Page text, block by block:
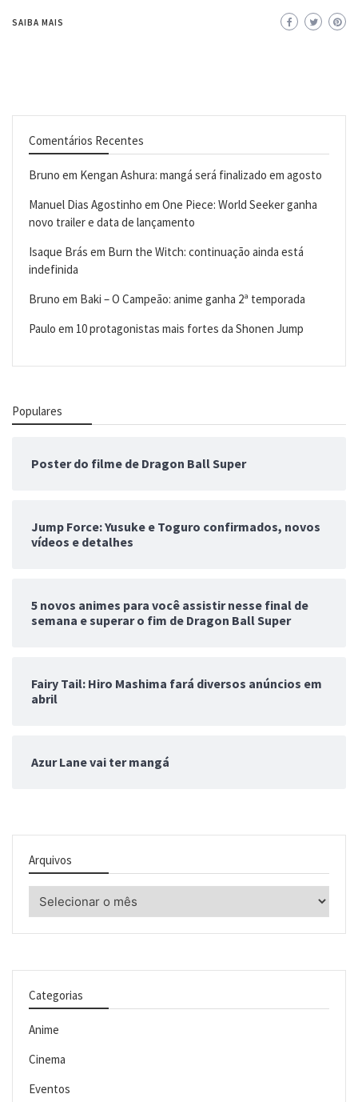
SAIBA MAIS
Comentários Recentes
Bruno em Kengan Ashura: mangá será finalizado em agosto
Manuel Dias Agostinho em One Piece: World Seeker ganha
novo trailer e data de lançamento
Isaque Brás em Burn the Witch: continuação ainda está
indefinida
Bruno em Baki – O Campeão: anime ganha 2ª temporada
Paulo em 10 protagonistas mais fortes da Shonen Jump
Populares
Poster do filme de Dragon Ball Super
Jump Force: Yusuke e Toguro confirmados, novos
vídeos e detalhes
5 novos animes para você assistir nesse final de
semana e superar o fim de Dragon Ball Super
Fairy Tail: Hiro Mashima fará diversos anúncios em
abril
Azur Lane vai ter mangá
Arquivos
Categorias
Anime
Cinema
Eventos